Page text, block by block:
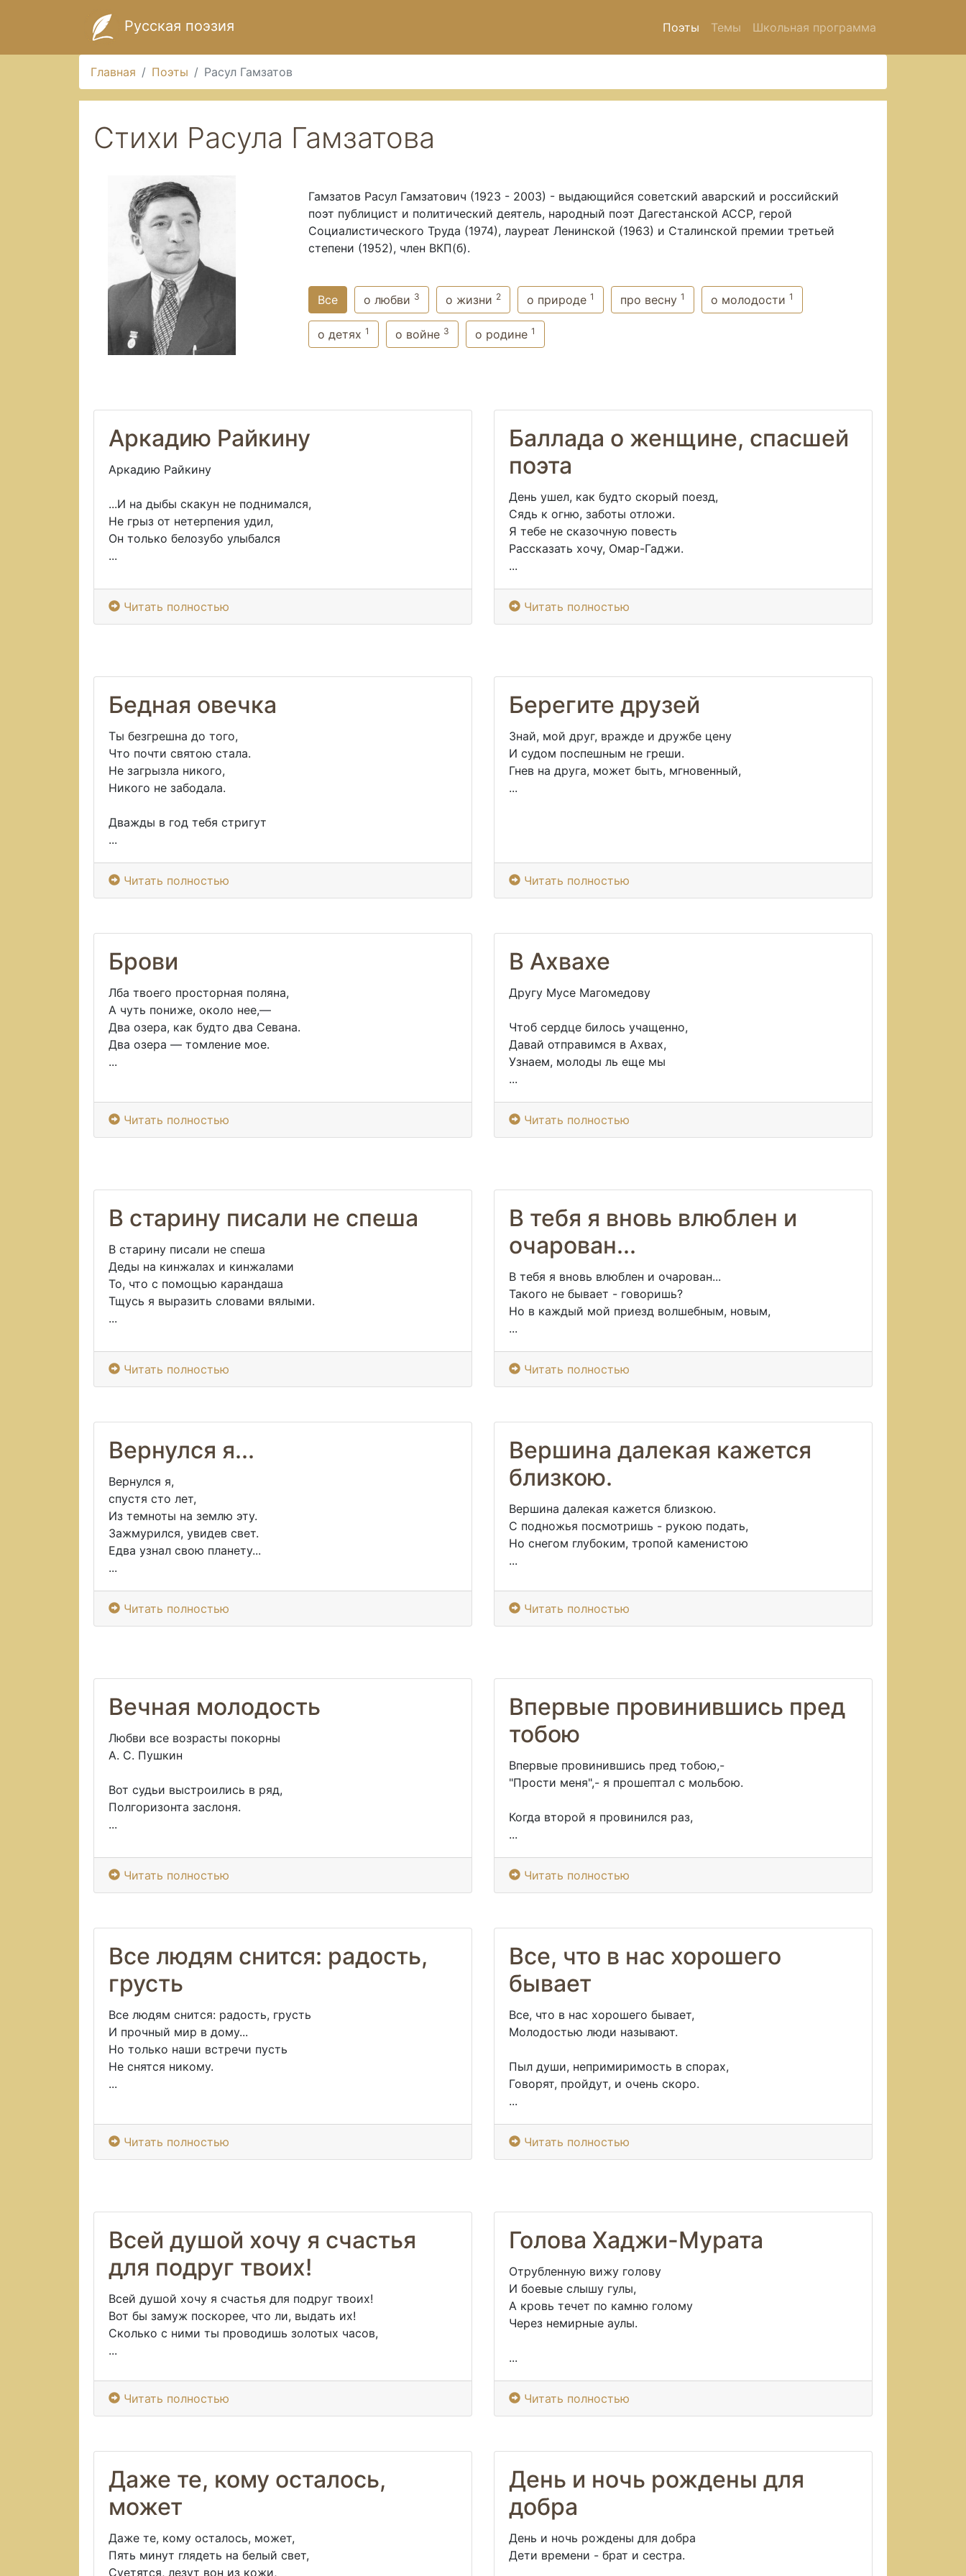
Русская поэзия Поэты Темы Школьная программа
Главная Поэты Расул Гамзатов
Стихи Расула Гамзатова
Гамзатов Расул Гамзатович (1923 - 2003) - выдающийся советский аварский и российский
поэт публицист и политический деятель, народный поэт Дагестанской АССР, герой
Социалистического Труда (1974), лауреат Ленинской (1963) и Сталинской премии третьей
степени (1952), член ВКП(б).
Все о любви 3 о жизни 2 о природе 1 про весну 1 о молодости 1
о детях 1 о войне 3 о родине 1
Аркадию Райкину
Аркадию Райкину
...И на дыбы скакун не поднимался,
Не грыз от нетерпения удил,
Он только белозубо улыбался
...
Читать полностью
Баллада о женщине, спасшей
поэта
День ушел, как будто скорый поезд,
Сядь к огню, заботы отложи.
Я тебе не сказочную повесть
Рассказать хочу, Омар-Гаджи.
...
Читать полностью
Бедная овечка
Ты безгрешна до того,
Что почти святою стала.
Не загрызла никого,
Никого не забодала.
Дважды в год тебя стригут
...
Читать полностью
Берегите друзей
Знай, мой друг, вражде и дружбе цену
И судом поспешным не греши.
Гнев на друга, может быть, мгновенный,
...
Читать полностью
Брови
Лба твоего просторная поляна,
А чуть пониже, около нее,—
Два озера, как будто два Севана.
Два озера — томление мое.
...
Читать полностью
В Ахвахе
Другу Мусе Магомедову
Чтоб сердце билось учащенно,
Давай отправимся в Ахвах,
Узнаем, молоды ль еще мы
...
Читать полностью
В старину писали не спеша
В старину писали не спеша
Деды на кинжалах и кинжалами
То, что с помощью карандаша
Тщусь я выразить словами вялыми.
...
Читать полностью
В тебя я вновь влюблен и
очарован...
В тебя я вновь влюблен и очарован...
Такого не бывает - говоришь?
Но в каждый мой приезд волшебным, новым,
...
Читать полностью
Вернулся я...
Вернулся я,
спустя сто лет,
Из темноты на землю эту.
Зажмурился, увидев свет.
Едва узнал свою планету...
...
Читать полностью
Вершина далекая кажется
близкою.
Вершина далекая кажется близкою.
С подножья посмотришь - рукою подать,
Но снегом глубоким, тропой каменистою
...
Читать полностью
Вечная молодость
Любви все возрасты покорны
А. С. Пушкин
Вот судьи выстроились в ряд,
Полгоризонта заслоня.
...
Читать полностью
Впервые провинившись пред
тобою
Впервые провинившись пред тобою,-
"Прости меня",- я прошептал с мольбою.
Когда второй я провинился раз,
...
Читать полностью
Все людям снится: радость,
грусть
Все людям снится: радость, грусть
И прочный мир в дому...
Но только наши встречи пусть
Не снятся никому.
...
Читать полностью
Все, что в нас хорошего
бывает
Все, что в нас хорошего бывает,
Молодостью люди называют.
Пыл души, непримиримость в спорах,
Говорят, пройдут, и очень скоро.
...
Читать полностью
Всей душой хочу я счастья
для подруг твоих!
Всей душой хочу я счастья для подруг твоих!
Вот бы замуж поскорее, что ли, выдать их!
Сколько с ними ты проводишь золотых часов,
...
Читать полностью
Голова Хаджи-Мурата
Отрубленную вижу голову
И боевые слышу гулы,
А кровь течет по камню голому
Через немирные аулы.
...
Читать полностью
Даже те, кому осталось,
может
Даже те, кому осталось, может,
Пять минут глядеть на белый свет,
Суетятся, лезут вон из кожи,
День и ночь рождены для
добра
День и ночь рождены для добра
Дети времени - брат и сестра.